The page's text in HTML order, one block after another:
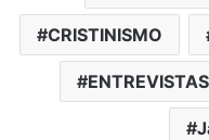
CRISTINISMO
ENTREVISTAS